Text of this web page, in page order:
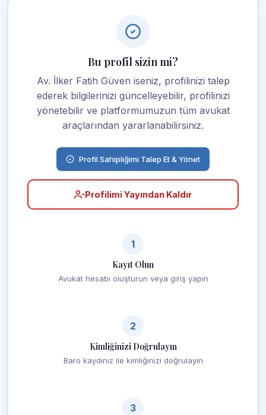
Bu profil sizin mi?
Av. İlker Fatih Güven iseniz, profilinizi talep
ederek bilgilerinizi güncelleyebilir, profilinizi
yönetebilir ve platformumuzun tüm avukat
araçlarından yararlanabilirsiniz.
Profil Sahipliğimi Talep Et & Yönet
Profilimi Yayından Kaldır
1
Kayıt Olun
Avukat hesabı oluşturun veya giriş yapın
2
Kimliğinizi Doğrulayın
Baro kaydınız ile kimliğinizi doğrulayın
3